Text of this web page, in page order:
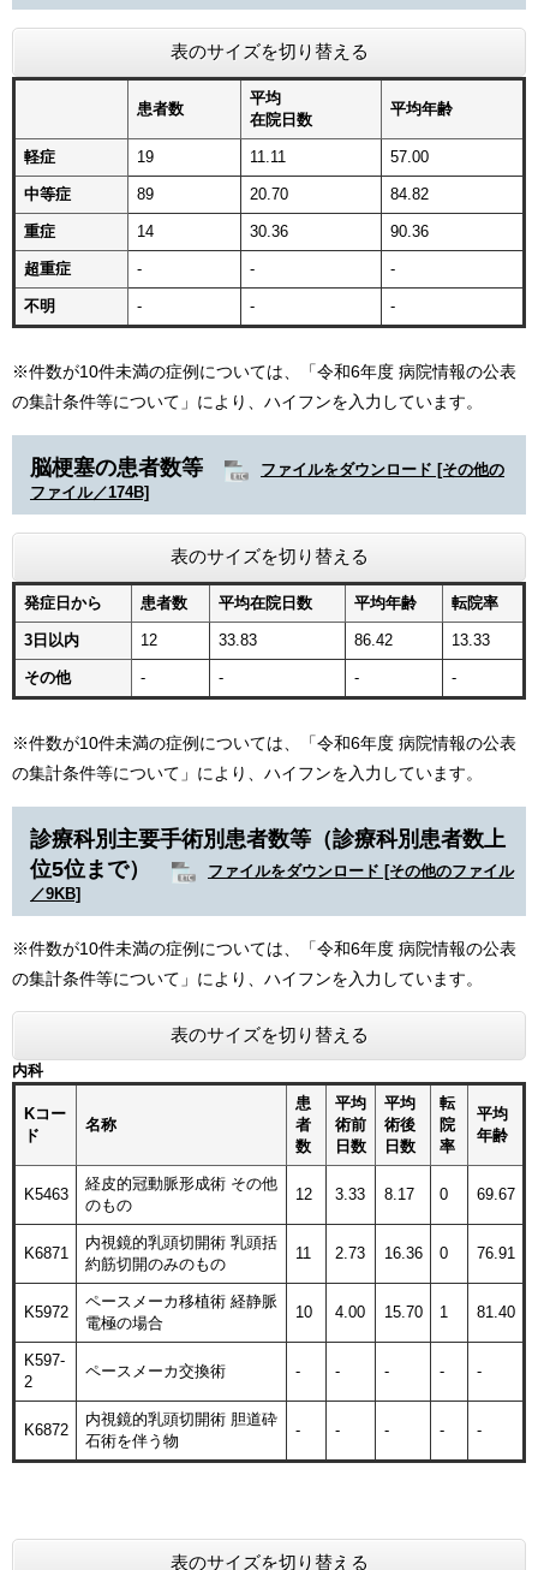
表のサイズを切り替える
患者数
平均
在院日数
平均年齢
軽症 19 11.11 57.00
中等症 89 20.70 84.82
重症 14 30.36 90.36
超重症 - - -
不明 - - -
※件数が10件未満の症例については、「令和6年度 病院情報の公表
の集計条件等について」により、ハイフンを入力しています。​
脳梗塞の患者数等
ファイルをダウンロード [その他の
ファイル／174B]
表のサイズを切り替える
発症日から 患者数 平均在院日数 平均年齢 転院率
3日以内 12 33.83 86.42 13.33
その他 - - - -
※件数が10件未満の症例については、「令和6年度 病院情報の公表
の集計条件等について」により、ハイフンを入力しています。​
診療科別主要手術別患者数等（診療科別患者数上
位5位まで）
ファイルをダウンロード [その他のファイル
／9KB]
※件数が10件未満の症例については、「令和6年度 病院情報の公表
の集計条件等について」により、ハイフンを入力しています。​
表のサイズを切り替える
内科
Kコー
ド
名称
患
者
数
平均
術前
日数
平均
術後
日数
転
院
率
平均
年齢
K5463
経皮的冠動脈形成術 その他
のもの
12 3.33 8.17 0 69.67
K6871
内視鏡的乳頭切開術 乳頭括
約筋切開のみのもの
11 2.73 16.36 0 76.91
K5972
ペースメーカ移植術 経静脈
電極の場合
10 4.00 15.70 1 81.40
K597-
2
ペースメーカ交換術 - - - - -
K6872
内視鏡的乳頭切開術 胆道砕
石術を伴う物
- - - - -
表のサイズを切り替える